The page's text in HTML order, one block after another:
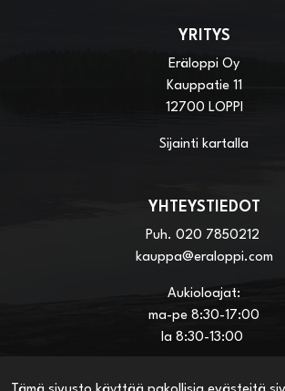
YRITYS
Eräloppi Oy
Kauppatie 11
12700 LOPPI
Sijainti kartalla
YHTEYSTIEDOT
Puh. 020 7850212
kauppa@eraloppi.com
Aukioloajat:
ma-pe 8:30-17:00
la 8:30-13:00